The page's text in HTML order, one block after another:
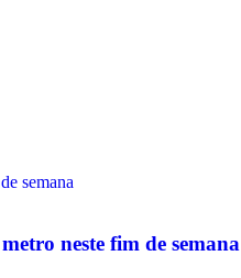
neste fim de semana